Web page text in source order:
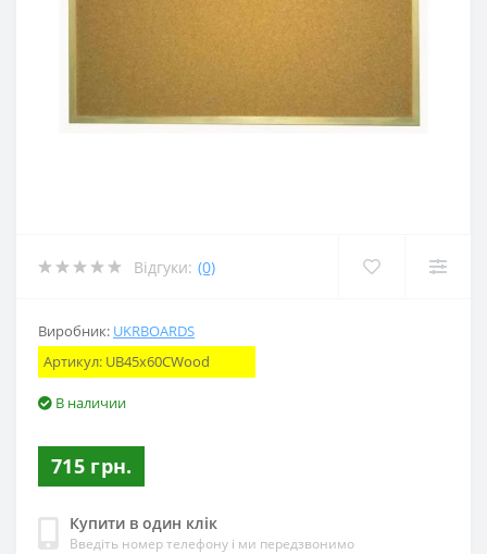
Відгуки: (0)
Виробник: UKRBOARDS
Артикул: UB45x60CWood
В наличии
715 грн.
Купити в один клік
Введіть номер телефону і ми передзвонимо